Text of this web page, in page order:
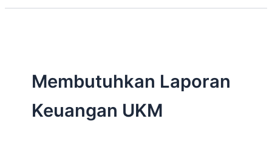
Membutuhkan Laporan
Keuangan UKM